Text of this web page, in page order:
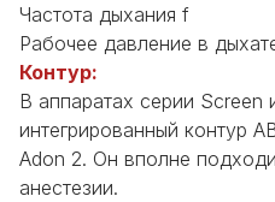
Частота дыхания f
Рабочее давление в
Контур:
В аппаратах серии Screen
интегрированный контур
Adon 2. Он вполне
анестезии.